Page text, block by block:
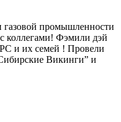
промышленности
коллегами! Фэмили дэй
и их семей ! Провели
Викинги” и